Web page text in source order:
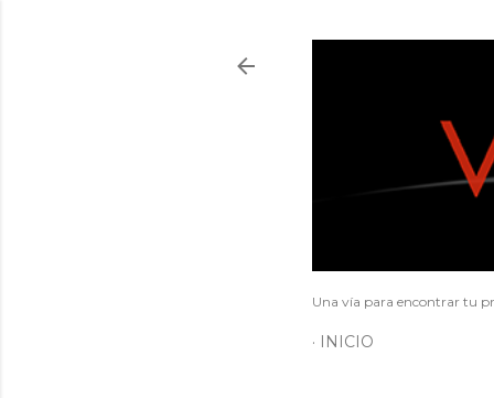
Una vía para encontrar tu
INICIO